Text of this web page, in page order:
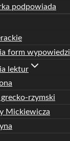
podpowiada
form wypowiedzi
lektur
rzymski
Mickiewicza